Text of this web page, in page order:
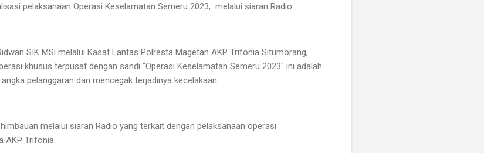
pelaksanaan Operasi Keselamatan Semeru 2023, melalui siaran Radio.
SIK MSi melalui Kasat Lantas Polresta Magetan AKP Trifonia Situmorang,
khusus terpusat dengan sandi "Operasi Keselamatan Semeru 2023" ini adalah
pelanggaran dan mencegak terjadinya kecelakaan.
melalui siaran Radio yang terkait dengan pelaksanaan operasi
AKP Trifonia.